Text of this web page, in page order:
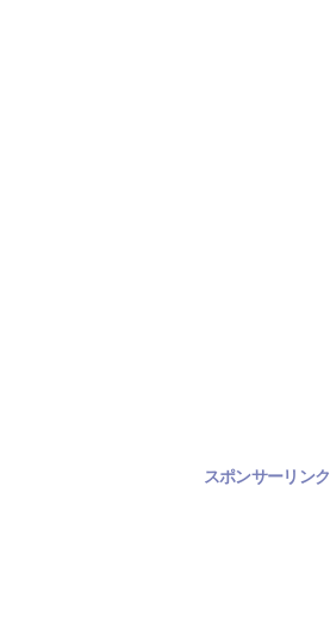
スポンサーリンク